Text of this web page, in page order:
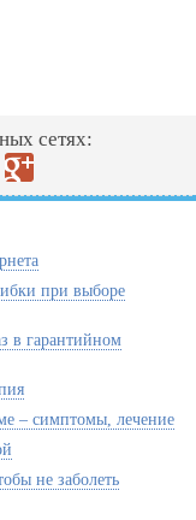
сетях:
при выборе
в гарантийном
– симптомы, лечение
не заболеть